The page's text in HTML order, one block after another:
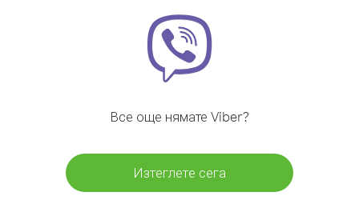
Все още нямате Viber?
Изтеглете сега